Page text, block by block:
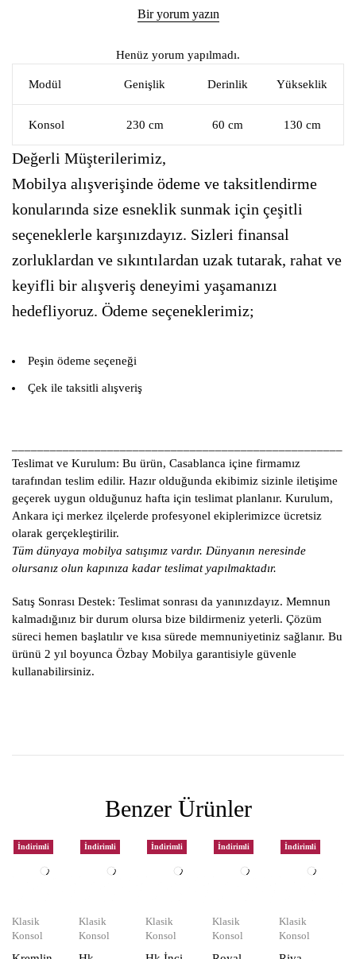
Bir yorum yazın
Henüz yorum yapılmadı.
Modül Genişlik Derinlik Yükseklik
Konsol 230 cm 60 cm 130 cm
Değerli Müşterilerimiz,
Mobilya alışverişinde ödeme ve taksitlendirme
konularında size esneklik sunmak için çeşitli
seçeneklerle karşınızdayız. Sizleri finansal
zorluklardan ve sıkıntılardan uzak tutarak, rahat ve
keyifli bir alışveriş deneyimi yaşamanızı
hedefliyoruz. Ödeme seçeneklerimiz;
Peşin ödeme seçeneği
Çek ile taksitli alışveriş
Teslimat ve Kurulum: Bu ürün, Casablanca içine firmamız
tarafından teslim edilir. Hazır olduğunda ekibimiz sizinle iletişime
geçerek uygun olduğunuz hafta için teslimat planlanır. Kurulum,
Ankara içi merkez ilçelerde profesyonel ekiplerimizce ücretsiz
olarak gerçekleştirilir.
Tüm dünyaya mobilya satışımız vardır. Dünyanın neresinde
olursanız olun kapınıza kadar teslimat yapılmaktadır.
Satış Sonrası Destek: Teslimat sonrası da yanınızdayız. Memnun
kalmadığınız bir durum olursa bize bildirmeniz yeterli. Çözüm
süreci hemen başlatılır ve kısa sürede memnuniyetiniz sağlanır. Bu
ürünü 2 yıl boyunca Özbay Mobilya garantisiyle güvenle
kullanabilirsiniz.
Benzer Ürünler
İndirimli
Klasik
Konsol
İndirimli
Klasik
Konsol
İndirimli
Klasik
Konsol
İndirimli
Klasik
Konsol
İndirimli
Klasik
Konsol